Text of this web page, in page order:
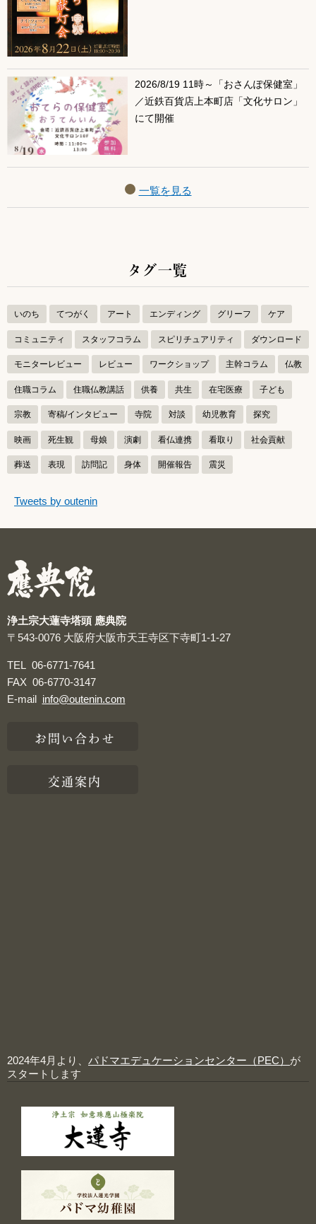
2026/8/19 11時～「おさんぽ保健室」
／近鉄百貨店上本町店「文化サロン」
にて開催
一覧を見る
タグ一覧
いのち てつがく アート エンディング グリーフ ケア
コミュニティ スタッフコラム スピリチュアリティ ダウンロード
モニターレビュー レビュー ワークショップ 主幹コラム 仏教
住職コラム 住職仏教講話 供養 共生 在宅医療 子ども
宗教 寄稿/インタビュー 寺院 対談 幼児教育 探究
映画 死生観 母娘 演劇 看仏連携 看取り 社会貢献
葬送 表現 訪問記 身体 開催報告 震災
つぶやき
つぶやきをスキップする
Tweets by outenin
浄土宗大蓮寺塔頭 應典院
〒543-0076 大阪府大阪市天王寺区下寺町1-1-27
TEL 06-6771-7641
FAX 06-6770-3147
E-mail info@outenin.com
お問い合わせ
交通案内
2024年4月より、 パドマエデュケーションセンター（PEC） が
スタートします